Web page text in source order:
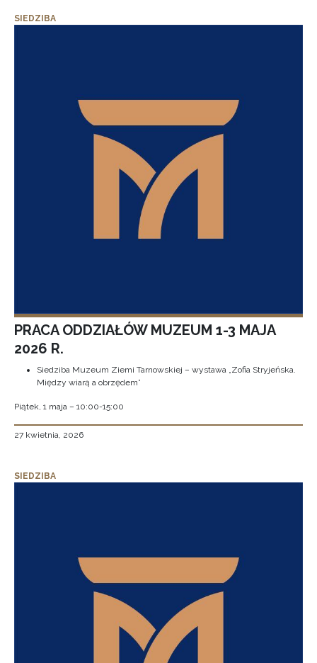
SIEDZIBA
PRACA ODDZIAŁÓW MUZEUM 1-3 MAJA
2026 R.
Siedziba Muzeum Ziemi Tarnowskiej – wystawa „Zofia Stryjeńska.
Między wiarą a obrzędem”
Piątek, 1 maja – 10:00-15:00
27 kwietnia, 2026
SIEDZIBA